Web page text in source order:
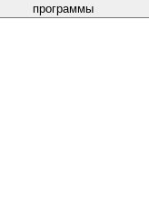
программы